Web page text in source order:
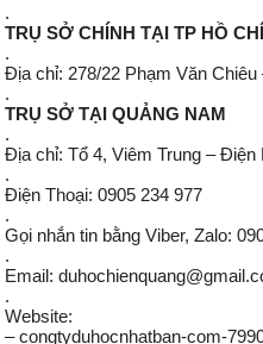
.
TRỤ SỞ CHÍNH TẠI TP HỒ
.
Địa chỉ: 278/22 Phạm Văn
.
TRỤ SỞ TẠI QUẢNG NAM
.
Địa chỉ: Tổ 4, Viêm Trung – Điện
.
Điện Thoại: 0905 234 977
.
Gọi nhắn tin bằng Viber, Zalo:
.
Email:
.
Website:
– congtyduhocnhatban-com-